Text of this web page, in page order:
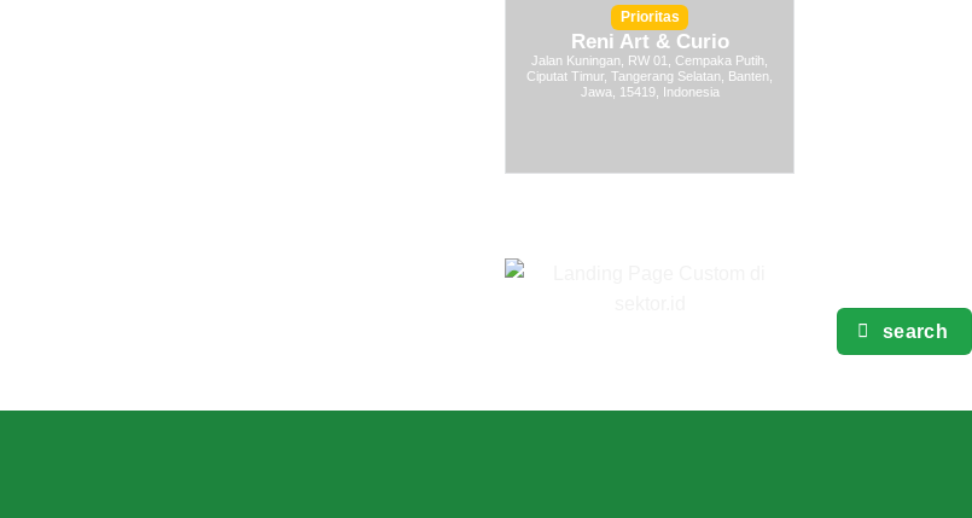
Prioritas
Reni Art & Curio
Jalan Kuningan, RW 01, Cempaka Putih,
Ciputat Timur, Tangerang Selatan, Banten,
Jawa, 15419, Indonesia
search